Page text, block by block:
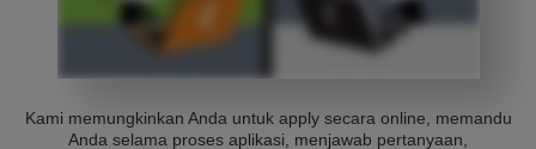
Kami memungkinkan Anda untuk apply secara online, memandu
Anda selama proses aplikasi, menjawab pertanyaan,